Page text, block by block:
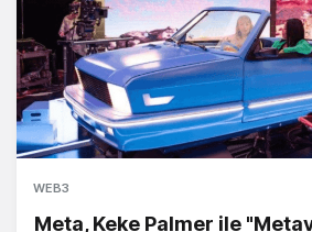
WEB3
Meta, Keke Palmer ile